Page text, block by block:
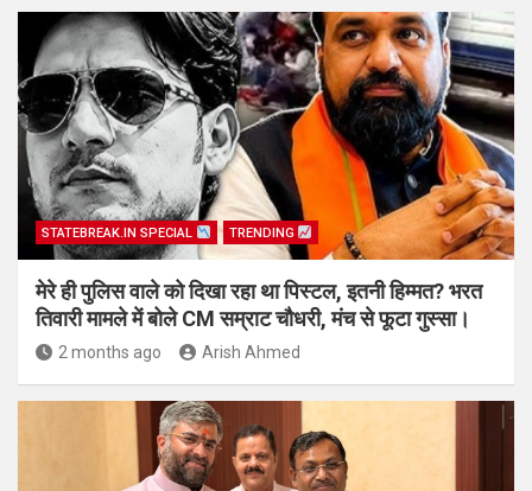
STATEBREAK.IN SPECIAL TRENDING
मेरे ही पुलिस वाले को दिखा रहा था पिस्टल, इतनी हिम्मत? भरत
तिवारी मामले में बोले CM सम्राट चौधरी, मंच से फूटा गुस्सा।
2 months ago Arish Ahmed